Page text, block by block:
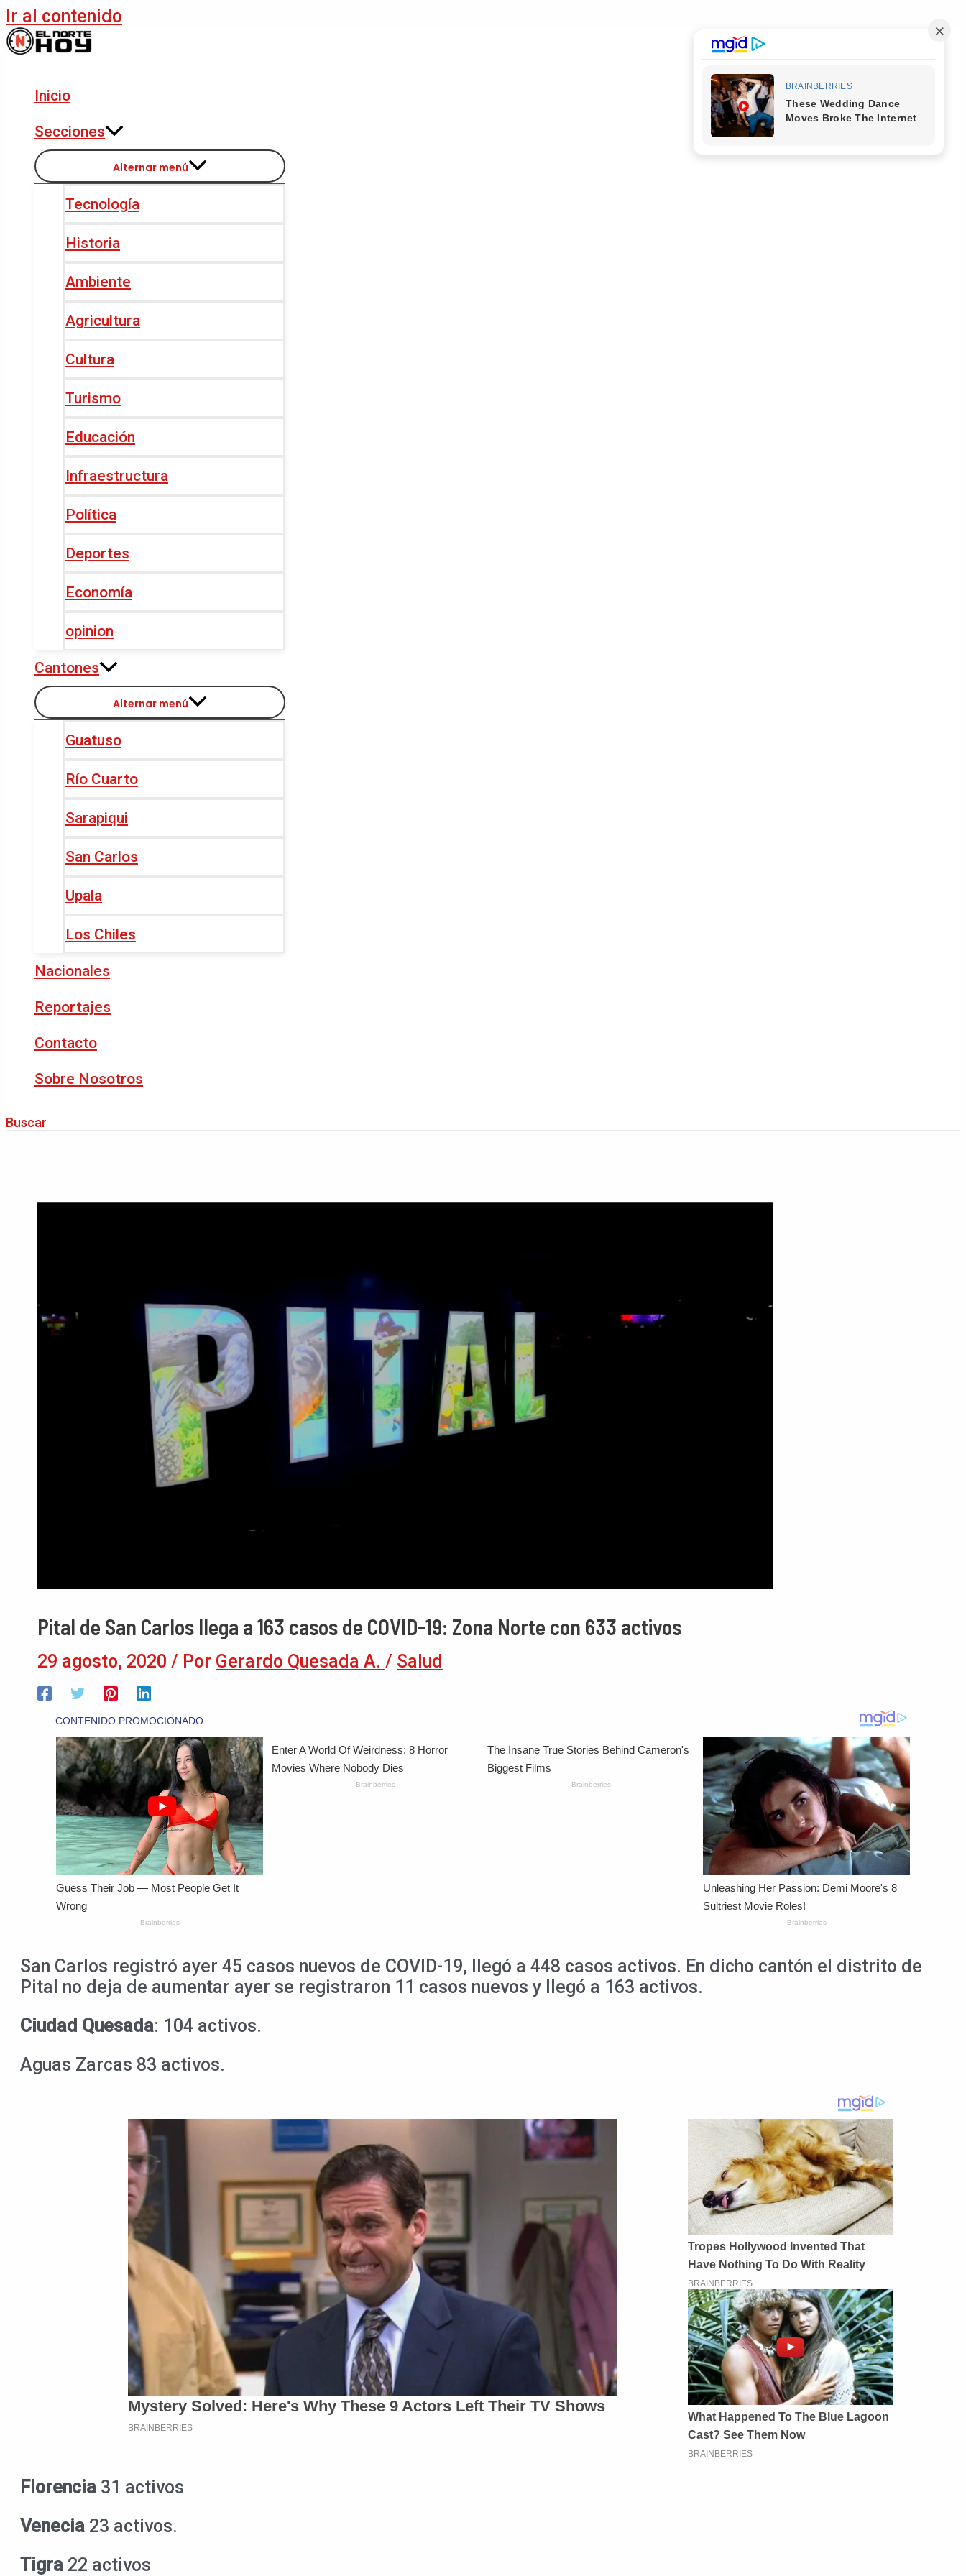
Ir al contenido
Inicio
Secciones
Alternar menú
Tecnología
Historia
Ambiente
Agricultura
Cultura
Turismo
Educación
Infraestructura
Política
Deportes
Economía
opinion
Cantones
Alternar menú
Guatuso
Río Cuarto
Sarapiqui
San Carlos
Upala
Los Chiles
Nacionales
Reportajes
Contacto
Sobre Nosotros
Buscar
Pital de San Carlos llega a 163 casos de COVID-19: Zona Norte con 633 activos
29 agosto, 2020 / Por Gerardo Quesada A. / Salud
San Carlos registró ayer 45 casos nuevos de COVID-19, llegó a 448 casos activos. En dicho cantón el distrito de
Pital no deja de aumentar ayer se registraron 11 casos nuevos y llegó a 163 activos.
Ciudad Quesada: 104 activos.
Aguas Zarcas 83 activos.
Florencia 31 activos
Venecia 23 activos.
Tigra 22 activos